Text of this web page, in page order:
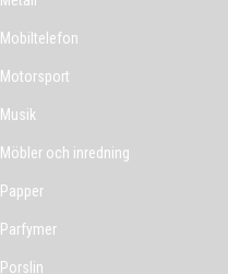
Mobiltelefon
Motorsport
Musik
Möbler och inredning
Papper
Parfymer
Porslin